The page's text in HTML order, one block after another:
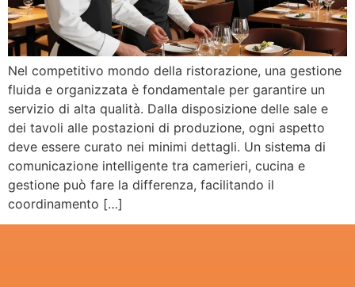
Nel competitivo mondo della ristorazione, una gestione
fluida e organizzata è fondamentale per garantire un
servizio di alta qualità. Dalla disposizione delle sale e
dei tavoli alle postazioni di produzione, ogni aspetto
deve essere curato nei minimi dettagli. Un sistema di
comunicazione intelligente tra camerieri, cucina e
gestione può fare la differenza, facilitando il
coordinamento […]